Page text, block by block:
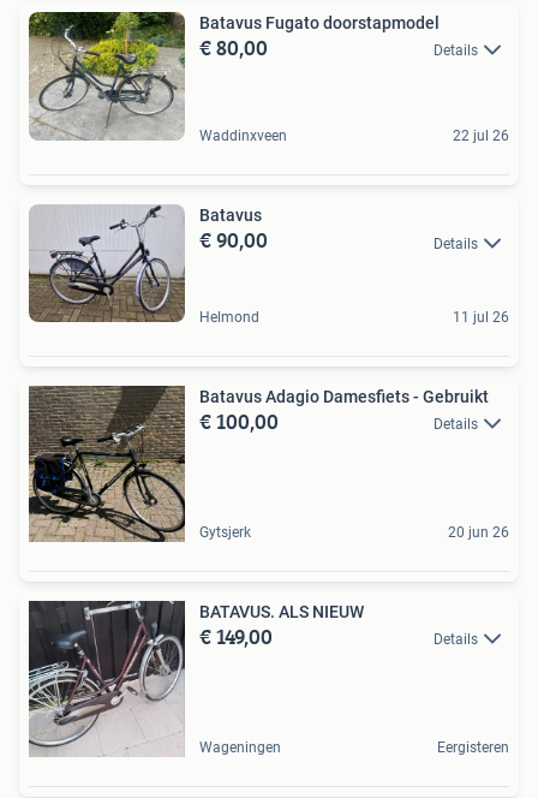
Batavus Fugato doorstapmodel
€ 80,00 Details
Waddinxveen 22 jul 26
Batavus
€ 90,00 Details
Helmond 11 jul 26
Batavus Adagio Damesfiets - Gebruikt
€ 100,00 Details
Gytsjerk 20 jun 26
BATAVUS. ALS NIEUW
€ 149,00 Details
Wageningen Eergisteren